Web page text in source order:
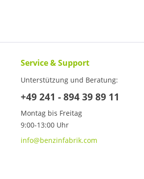
Service & Support
Unterstützung und Beratung:
+49 241 - 894 39 89 11
Montag bis Freitag
9:00-13:00 Uhr
info@benzinfabrik.com